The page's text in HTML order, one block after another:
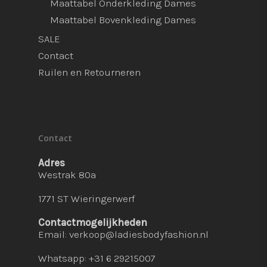
Maattabel Onderkleding Dames
Maattabel Bovenkleding Dames
SALE
Contact
Ruilen en Retourneren
Contact
Adres
Westrak 80a
1771 ST Wieringerwerf
Contactmogelijkheden
Email: verkoop@ladiesbodyfashion.nl
Whatsapp: +31 6 29215007